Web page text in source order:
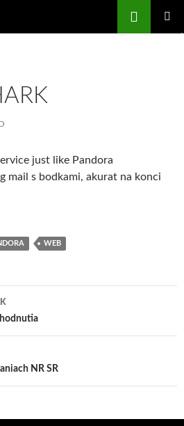
just like Pandora
mail s bodkami, akurat na konci
WEB
NR SR